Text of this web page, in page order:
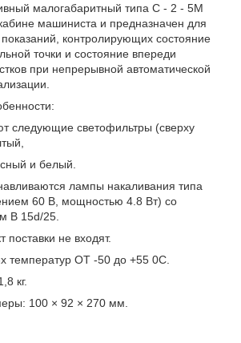
малогабаритный типа С - 2 - 5М
машиниста и предназначен для
контролирующих состояние
точки и состояние впереди
при непрерывной автоматической
следующие светофильтры (сверху
и белый.
лампы накаливания типа
60 В, мощностью 4.8 Вт) со
В 15d/25.
не входят.
температур ОТ -50 до +55 0С.
кг.
100 × 92 × 270 мм.